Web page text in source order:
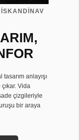
anlayışı
Vida
çizgileriyle
bir araya